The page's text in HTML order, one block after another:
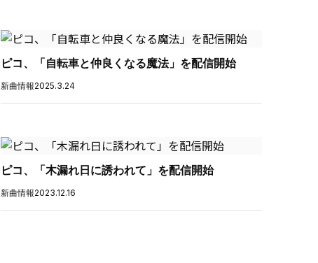
ピコ、「自転車と仲良くなる魔法」を配信開始
新曲情報2025.3.24
ピコ、「木漏れ日に誘われて」を配信開始
新曲情報2023.12.16